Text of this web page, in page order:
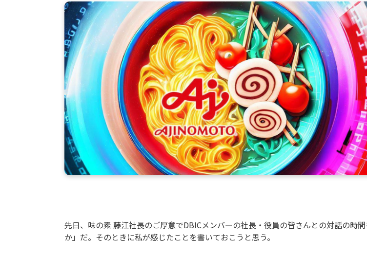
先日、味の素 藤江社長のご厚意でDBICメンバーの社長・役員の皆さんとの対話の時
か」だ。そのときに私が感じたことを書いておこうと思う。